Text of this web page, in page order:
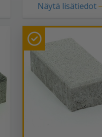
Näytä lisätiedot